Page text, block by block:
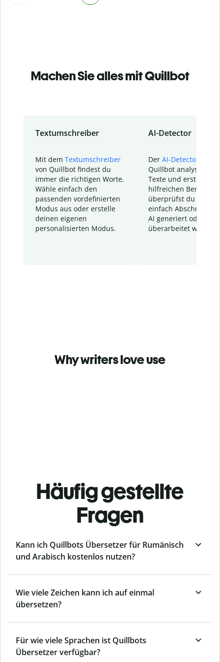
Machen Sie alles mit Quillbot
Textumschreiber
Mit dem Textumschreiber
von Quillbot findest du
immer die richtigen Worte.
Wähle einfach den
passenden vordefinierten
Modus aus oder erstelle
deinen eigenen
personalisierten Modus.
AI-Detector
Der AI-Detector
Quillbot analysiert
Texte und erstellt
hilfreichen Bericht.
überprüfst du
einfach Abschnitte,
AI generiert oder
überarbeitet wurden.
Why writers love use
Häufig gestellte
Fragen
Kann ich Quillbots Übersetzer für Rumänisch
und Arabisch kostenlos nutzen?
Wie viele Zeichen kann ich auf einmal
übersetzen?
Für wie viele Sprachen ist Quillbots
Übersetzer verfügbar?